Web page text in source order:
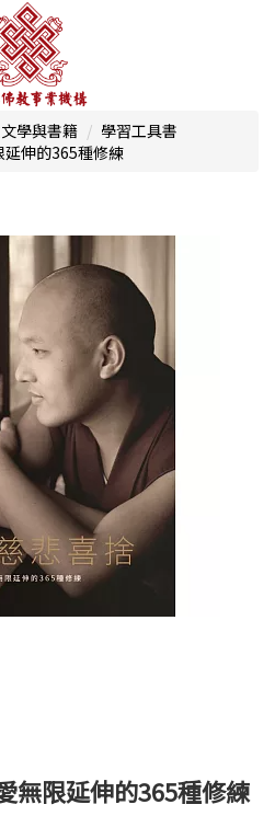
學與書籍
學習工具書
延伸的365種修練
無限延伸的365種修練